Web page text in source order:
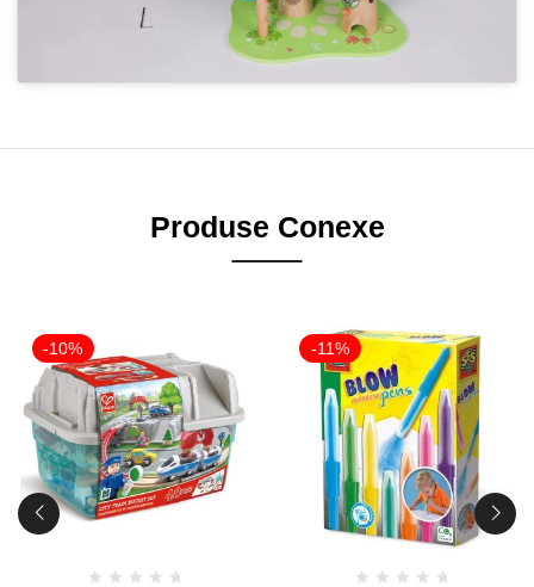
Produse Conexe
-10% -11%